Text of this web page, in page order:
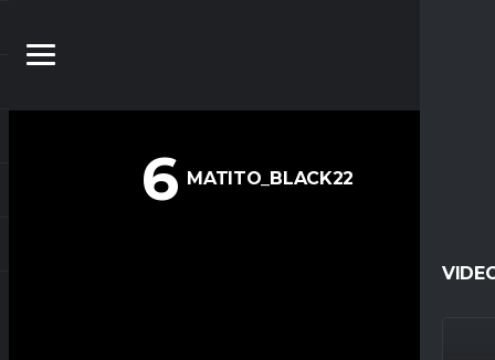
6 MATITO_BLACK22